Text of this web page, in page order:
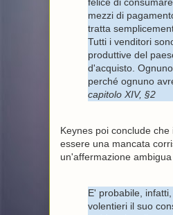
mezzi di
tratta
Tutti i venditori
produttive del
d'acquisto.
perché ognuno
capitolo XIV, §2
Keynes poi conclude
essere una mancata
un'affermazione
E' probabile,
volentieri il suo